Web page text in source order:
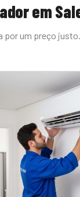
em
por um preço justo.